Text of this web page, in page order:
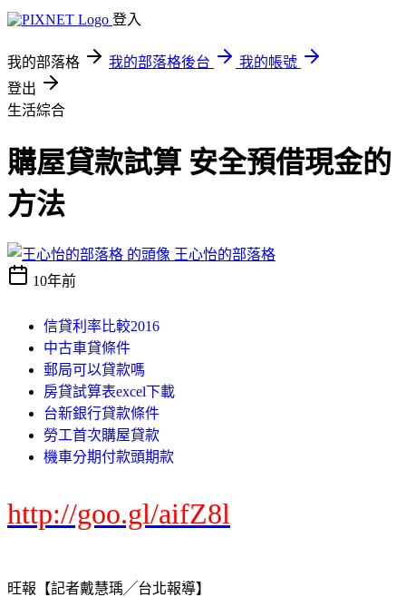
登入
我的部落格 我的部落格後台
我的帳號
登出
生活綜合
購屋貸款試算 安全預借現金的
方法
王心怡的部落格
10年前
信貸利率比較2016
中古車貸條件
郵局可以貸款嗎
房貸試算表excel下載
台新銀行貸款條件
勞工首次購屋貸款
機車分期付款頭期款
http://goo.gl/aifZ8l
旺報【記者戴慧瑀╱台北報導】